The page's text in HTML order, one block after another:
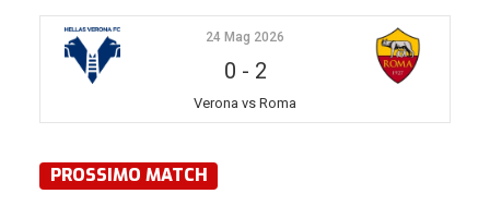
24 Mag 2026
0 - 2
Verona vs Roma
PROSSIMO MATCH